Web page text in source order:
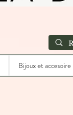
Bijoux et accesoire